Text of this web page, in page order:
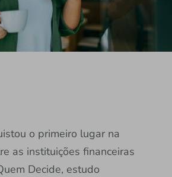
o primeiro lugar na
as instituições financeiras
Decide, estudo